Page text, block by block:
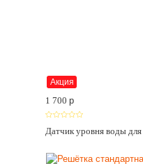
Акция
1 700 p
Датчик уровня воды